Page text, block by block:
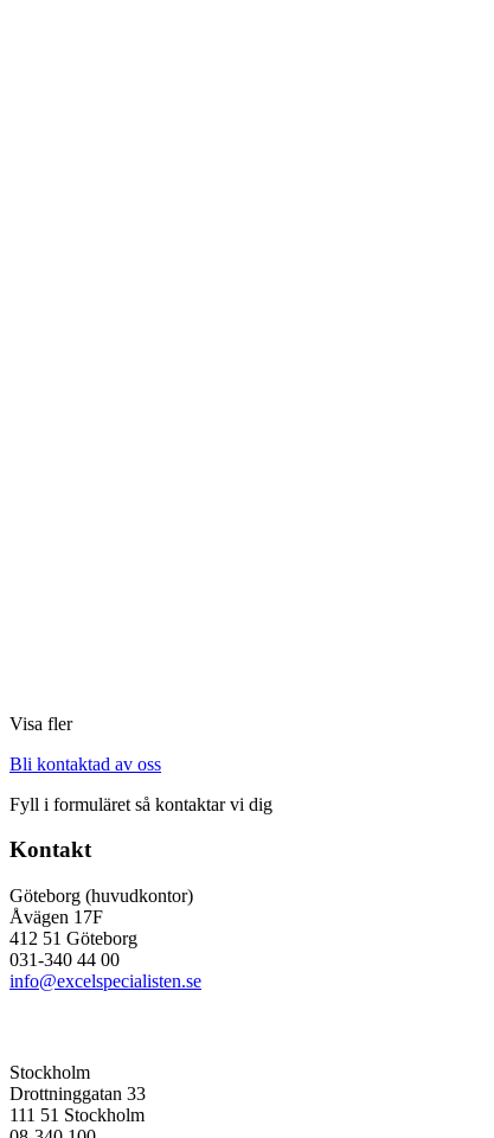
Visa fler
Bli kontaktad av oss
Fyll i formuläret så kontaktar vi dig
Kontakt
Göteborg (huvudkontor)
Åvägen 17F
412 51 Göteborg
031-340 44 00
info@excelspecialisten.se
Stockholm
Drottninggatan 33
111 51 Stockholm